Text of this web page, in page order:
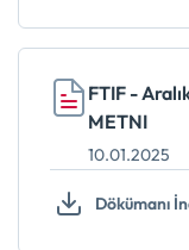
FTIF -
METNI
10.01.2025
Dökümanı